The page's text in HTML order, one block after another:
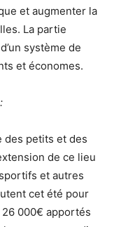
et augmenter la
La partie
système de
et économes.
des petits et des
de ce lieu
et autres
cet été pour
26 000€ apportés